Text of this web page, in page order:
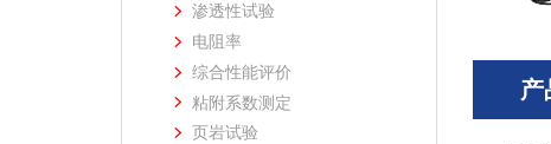
渗透性试验
电阻率
综合性能评价
粘附系数测定
页岩试验
产